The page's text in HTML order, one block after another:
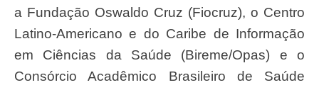
a Fundação Oswaldo Cruz (Fiocruz), o Centro
Latino-Americano e do Caribe de Informação
em Ciências da Saúde (Bireme/Opas) e o
Consórcio Acadêmico Brasileiro de Saúde